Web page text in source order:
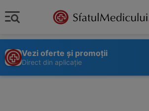
Vezi oferte și promoții
Direct din aplicație